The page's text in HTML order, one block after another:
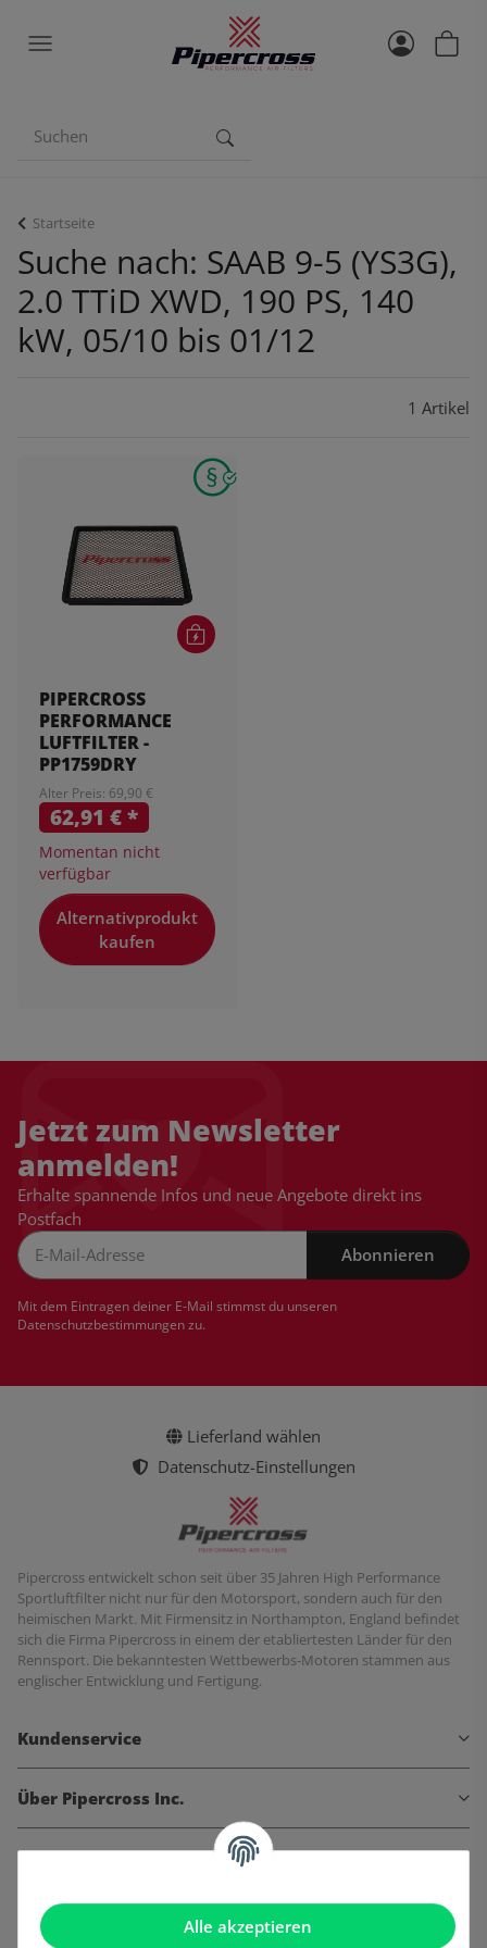
Alle akzeptieren
Startseite
Suche nach: SAAB 9-5 (YS3G),
2.0 TTiD XWD, 190 PS, 140
kW, 05/10 bis 01/12
1 Artikel
PIPERCROSS
PERFORMANCE
LUFTFILTER -
PP1759DRY
Alter Preis: 69,90 €
62,91 €*
Momentan nicht
verfügbar
Alternativprodukt
kaufen
Jetzt zum Newsletter
anmelden!
Erhalte spannende Infos und neue Angebote direkt ins
Postfach
Abonnieren
Mit dem Eintragen deiner E-Mail stimmst du unseren
Datenschutzbestimmungenzu.
Lieferland wählen
Datenschutz-Einstellungen
Pipercross entwickelt schon seit über 35 Jahren High Performance
Sportluftfilter nicht nur für den Motorsport, sondern auch für den
heimischen Markt. Mit Firmensitz in Northampton, England befindet
sich die Firma Pipercross in einem der etabliertesten Länder für den
Rennsport. Die bekanntesten Wettbewerbs-Motoren stammen aus
englischer Entwicklung und Fertigung.
Kundenservice
Über Pipercross Inc.
Informationen
Gesetzliche Informationen